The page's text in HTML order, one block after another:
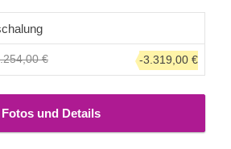
Sie auf der Suche nach einer Single-
Bleibe für ein Paar sind. Es verfügt
und behält dennoch eine
Struktur: ein Loft zum
ein Wohnzimmer, eine kompakte
Bei diesem Modell ist auch
inbegriffen.
€ -3.319,00 €
Fotos und Details